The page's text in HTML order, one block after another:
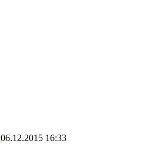
06.12.2015 16:33